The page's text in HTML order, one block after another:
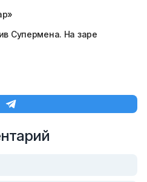
Супермена. На заре